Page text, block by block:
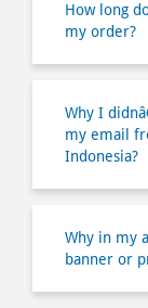
my email
Indonesia?
Why in my
banner or